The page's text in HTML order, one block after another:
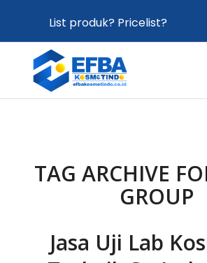
TAG ARCHIVE
GROUP
Jasa Uji Lab
List produk? Pricelist?